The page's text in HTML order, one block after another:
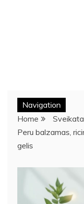
Navigation
Home
Sveikata
Peru balzamas,
gelis